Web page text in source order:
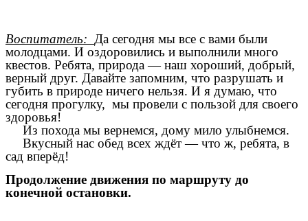
Воспитатель: Да сегодня мы все с вами были
молодцами. И оздоровились и выполнили много
квестов. Ребята, природа — наш хороший, добрый,
верный друг. Давайте запомним, что разрушать и
губить в природе ничего нельзя. И я думаю, что
сегодня прогулку, мы провели с пользой для своего
здоровья!
Из похода мы вернемся, дому мило улыбнемся.
Вкусный нас обед всех ждёт — что ж, ребята, в
сад вперёд!
Продолжение движения по маршруту до
конечной остановки.